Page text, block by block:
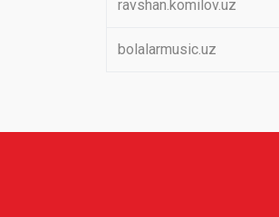
ravshan.komilov.uz
bolalarmusic.uz